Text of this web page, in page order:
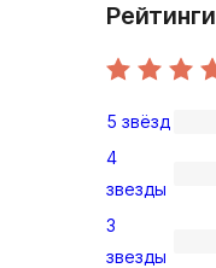
Рейтинги
8
5-
звездный
отзыв
5 звёзд
0
4-
звездный
4
звезды
0
3
звезды